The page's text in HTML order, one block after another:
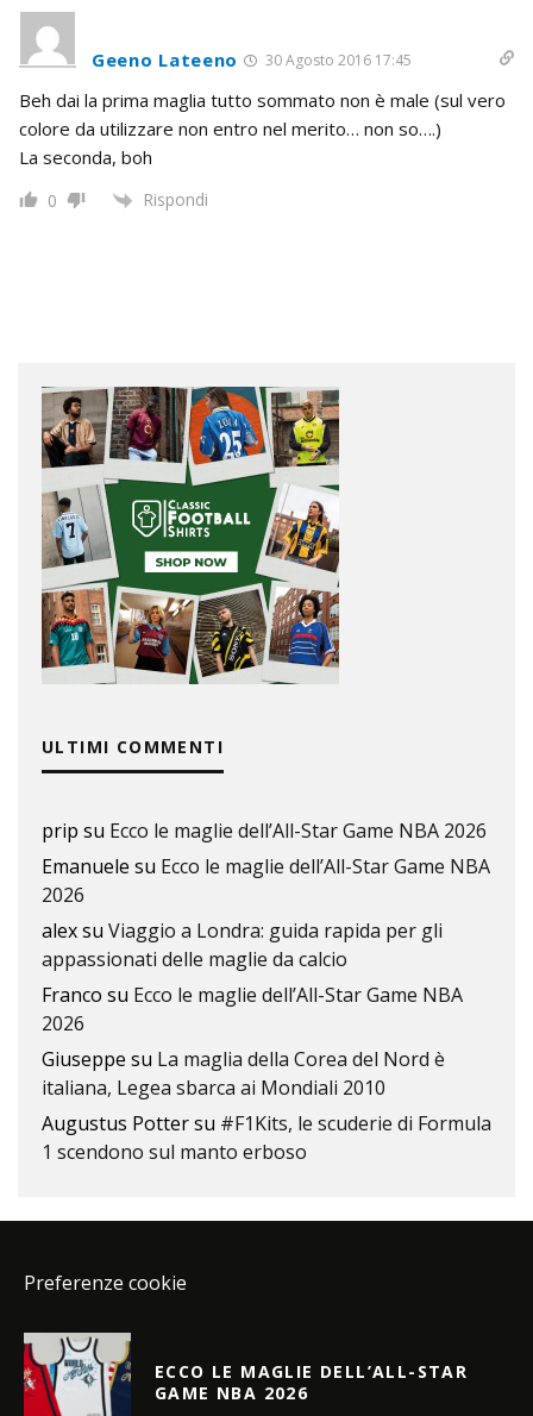
Geeno Lateeno 30 Agosto 2016 17:45
Beh dai la prima maglia tutto sommato non è male (sul vero
colore da utilizzare non entro nel merito… non so….)
La seconda, boh
0 Rispondi
ULTIMI COMMENTI
prip su Ecco le maglie dell’All-Star Game NBA 2026
Emanuele su Ecco le maglie dell’All-Star Game NBA
2026
alexsu Viaggio a Londra: guida rapida per gli
appassionati delle maglie da calcio
Franco su Ecco le maglie dell’All-Star Game NBA
2026
Giuseppe su La maglia della Corea del Nord è
italiana, Legea sbarca ai Mondiali 2010
Augustus Pottersu #F1Kits, le scuderie di Formula
1 scendono sul manto erboso
Preferenze cookie
ECCO LE MAGLIE DELL’ALL-STAR
GAME NBA 2026